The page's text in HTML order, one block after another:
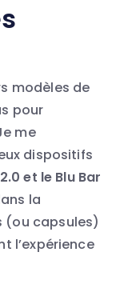
modèles de
pour
me
dispositifs
et le Blu Bar
la
(ou capsules)
l’expérience